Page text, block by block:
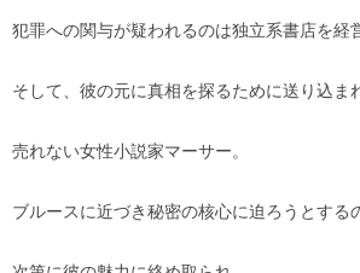
犯罪への関与が疑われるのは独立系書店を経
そして、彼の元に真相を探るために送り込ま
売れない女性小説家マーサー。
ブルースに近づき秘密の核心に迫ろうとする